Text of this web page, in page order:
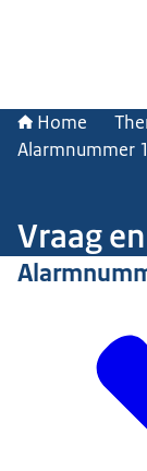
Home
Alarmnummer
Vraag